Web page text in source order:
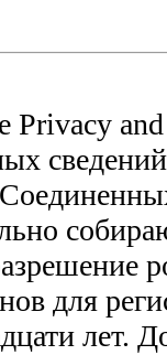
Privacy
для
лет.